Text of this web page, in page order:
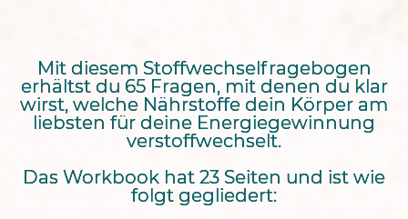
Mit diesem Stoffwechselfragebogen
erhältst du 65 Fragen, mit denen du klar
wirst, welche Nährstoffe dein Körper am
liebsten für deine Energiegewinnung
verstoffwechselt.
Das Workbook hat 23 Seiten und ist wie
folgt gegliedert: